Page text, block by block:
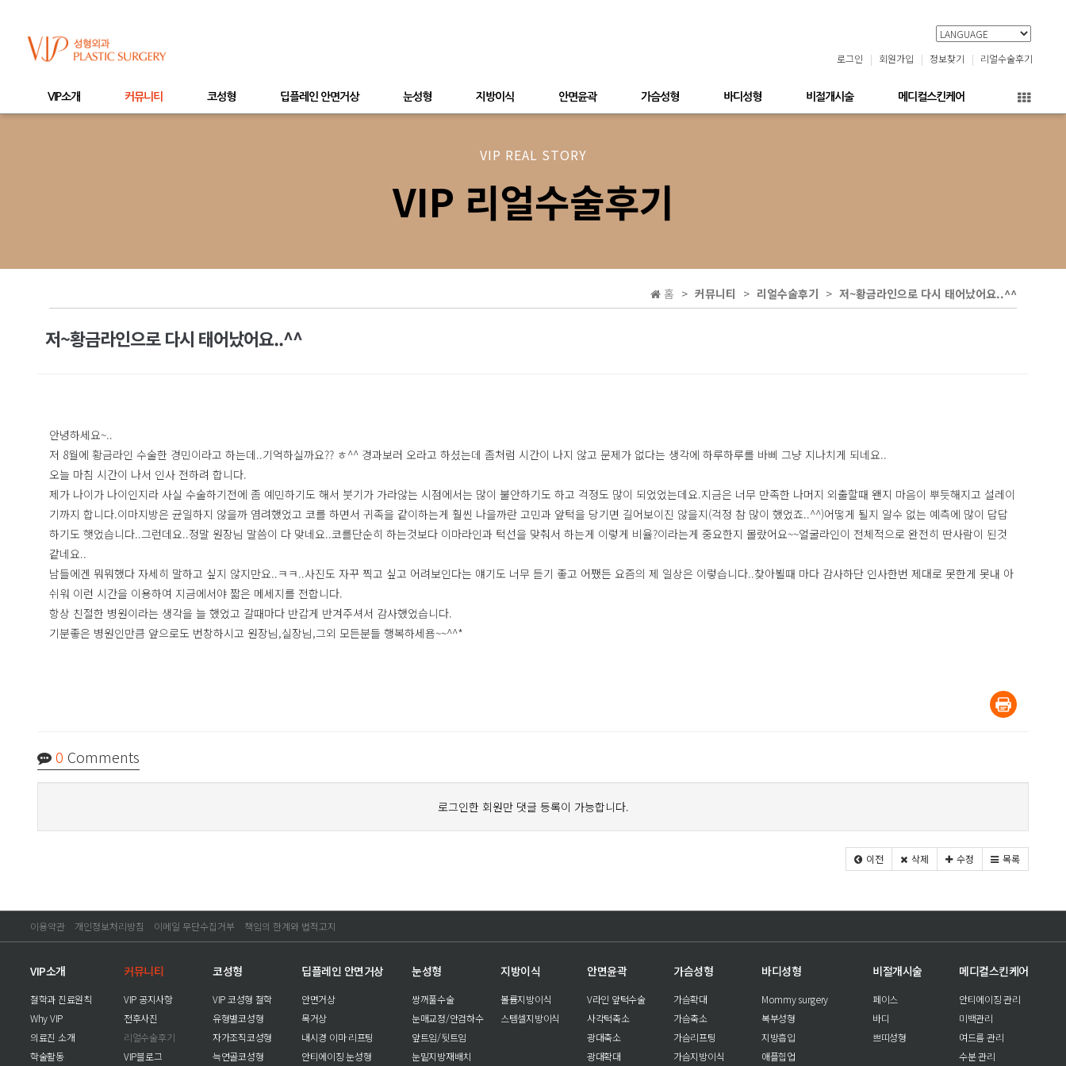
로그인 회원가입 정보찾기 리얼수술후기
VIP소개 커뮤니티 코성형 딥플레인 안면거상 눈성형 지방이식 안면윤곽 가슴성형 바디성형 비절개시술 메디컬스킨케어
VIP REAL STORY
VIP 리얼수술후기
홈 커뮤니티 리얼수술후기 저~황금라인으로 다시 태어났어요..^^
저~황금라인으로 다시 태어났어요..^^
안녕하세요~..
저 8월에 황금라인 수술한 경민이라고 하는데..기억하실까요?? ㅎ^^ 경과보러 오라고 하셨는데 좀처럼 시간이 나지 않고 문제가 없다는 생각에 하루하루를 바삐 그냥 지나치게 되네요..
오늘 마침 시간이 나서 인사 전하려 합니다.
제가 나이가 나이인지라 사실 수술하기전에 좀 예민하기도 해서 붓기가 가라않는 시점에서는 많이 불안하기도 하고 걱정도 많이 되었었는데요.지금은 너무 만족한 나머지 외출할때 왠지 마음이 뿌듯해지고 설레이
기까지 합니다.이마지방은 균일하지 않을까 염려했었고 코를 하면서 귀족을 같이하는게 훨씬 나을까란 고민과 앞턱을 당기면 길어보이진 않을지(걱정 참 많이 했었죠..^^)어떻게 될지 알수 없는 예측에 많이 답답
하기도 햇었습니다..그런데요..정말 원장님 말씀이 다 맞네요..코를단순히 하는것보다 이마라인과 턱선을 맞춰서 하는게 이렇게 비율?이라는게 중요한지 몰랐어요~~얼굴라인이 전체적으로 완전히 딴사람이 된것
같네요..
남들에겐 뭐뭐했다 자세히 말하고 싶지 않지만요..ㅋㅋ..사진도 자꾸 찍고 싶고 어려보인다는 얘기도 너무 듣기 좋고 어쨌든 요즘의 제 일상은 이렇습니다..찾아뵐때 마다 감사하단 인사한번 제대로 못한게 못내 아
쉬워 이런 시간을 이용하여 지금에서야 짧은 메세지를 전합니다.
항상 친절한 병원이라는 생각을 늘 했었고 갈때마다 반갑게 반겨주셔서 감사했었습니다.
기분좋은 병원인만큼 앞으로도 번창하시고 원장님,실장님,그외 모든분들 행복하세욤~~^^*
0 Comments
로그인한 회원만 댓글 등록이 가능합니다.
이전 삭제 수정 목록
이용약관 개인정보처리방침 이메일 무단수집거부 책임의 한계와 법적고지
VIP소개
철학과 진료원칙
Why VIP
의료진 소개
학술활동
커뮤니티
VIP 공지사항
전후사진
리얼수술후기
VIP블로그
코성형
VIP 코성형 철학
유형별코성형
자가조직코성형
늑연골코성형
딥플레인 안면거상
안면거상
목거상
내시경 이마 리프팅
안티에이징 눈성형
눈성형
쌍꺼풀수술
눈매교정/안검하수
앞트임/뒷트임
눈밑지방재배치
지방이식
볼륨지방이식
스템셀지방이식
안면윤곽
V라인 앞턱수술
사각턱축소
광대축소
광대확대
가슴성형
가슴확대
가슴축소
가슴리프팅
가슴지방이식
바디성형
Mommy surgery
복부성형
지방흡입
애플힙업
비절개시술
페이스
바디
쁘띠성형
메디컬스킨케어
안티에이징 관리
미백관리
여드름 관리
수분 관리